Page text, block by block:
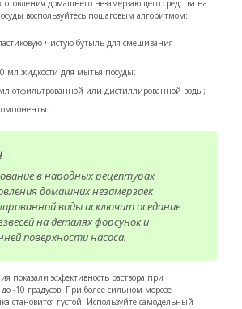
домашнего незамерзающего средства на
воспользуйтесь пошаговым алгоритмом:
чистую бутыль для смешивания
мл жидкости для мытья посуды;
отфильтрованной или дистиллированной воды;
в народных рецептурах
домашних незамерзаек
воды исключит оседание
на деталях форсунок и
поверхности насоса.
показали эффективность раствора при
-10 градусов. При более сильном морозе
становится густой. Используйте самодельный